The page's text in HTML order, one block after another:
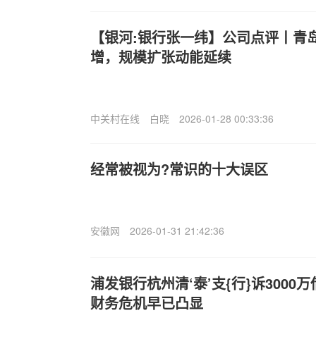
【银河:银行张一纬】公司点评丨
增，规模扩张动能延续
中关村在线 白晓 2026-01-28 00:33:36
经常被视为?常识的十大误区
安徽网 2026-01-31 21:42:36
浦发银行杭州清‘泰’支{行}诉3000
财务危机早已凸显